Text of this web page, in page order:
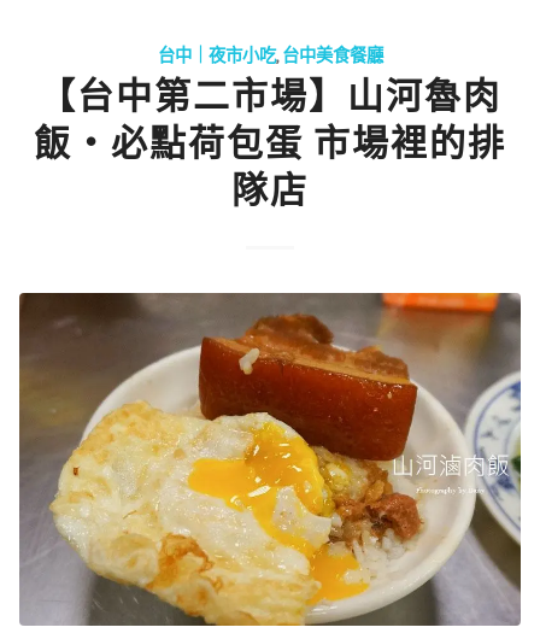
台中｜夜市小吃,台中美食餐廳
【台中第二市場】山河魯肉
飯・必點荷包蛋 市場裡的排
隊店